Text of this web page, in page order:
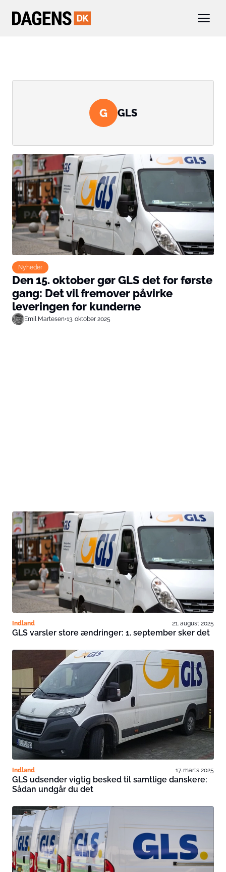
G GLS
Nyheder
Den 15. oktober gør GLS det for første
gang: Det vil fremover påvirke
leveringen for kunderne
Emil Martesen•13. oktober 2025
Indland 21. august 2025
GLS varsler store ændringer: 1. september sker det
Indland 17. marts 2025
GLS udsender vigtig besked til samtlige danskere:
Sådan undgår du det